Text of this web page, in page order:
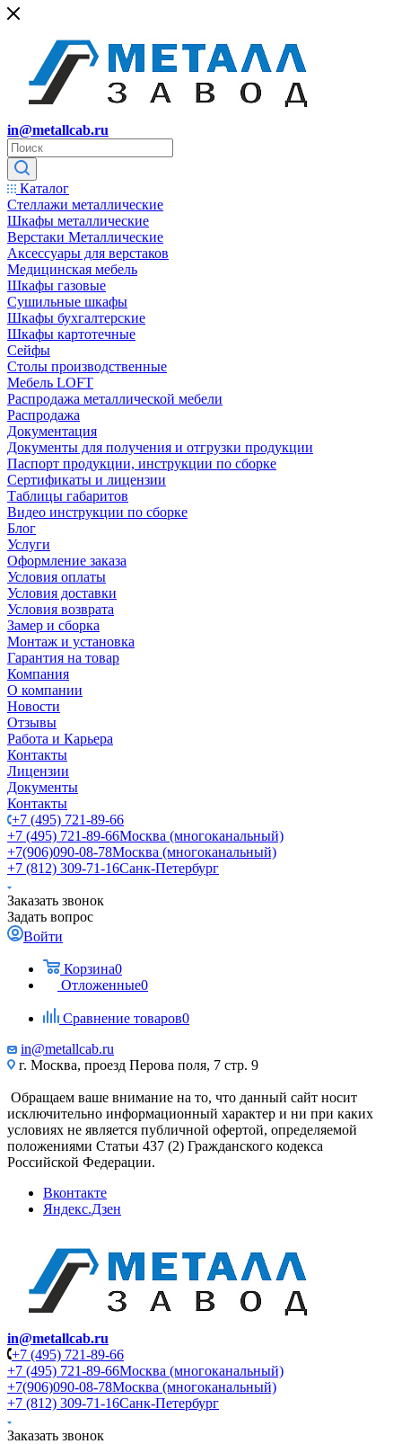
in@metallcab.ru
Каталог
Стеллажи металлические
Шкафы металлические
Верстаки Металлические
Аксессуары для верстаков
Медицинская мебель
Шкафы газовые
Сушильные шкафы
Шкафы бухгалтерские
Шкафы картотечные
Сейфы
Столы производственные
Мебель LOFT
Распродажа металлической мебели
Распродажа
Документация
Документы для получения и отгрузки продукции
Паспорт продукции, инструкции по сборке
Сертификаты и лицензии
Таблицы габаритов
Видео инструкции по сборке
Блог
Услуги
Оформление заказа
Условия оплаты
Условия доставки
Условия возврата
Замер и сборка
Монтаж и установка
Гарантия на товар
Компания
О компании
Новости
Отзывы
Работа и Карьера
Контакты
Лицензии
Документы
Контакты
+7 (495) 721-89-66
+7 (495) 721-89-66Москва (многоканальный)
+7(906)090-08-78Москва (многоканальный)
+7 (812) 309-71-16Санк-Петербург
Заказать звонок
Задать вопрос
Войти
Корзина0
Отложенные0
Сравнение товаров0
in@metallcab.ru
г. Москва, проезд Перова поля, 7 стр. 9
Обращаем ваше внимание на то, что данный сайт носит
исключительно информационный характер и ни при каких
условиях не является публичной офертой, определяемой
положениями Статьи 437 (2) Гражданского кодекса
Российской Федерации.
Вконтакте
Яндекс.Дзен
in@metallcab.ru
+7 (495) 721-89-66
+7 (495) 721-89-66Москва (многоканальный)
+7(906)090-08-78Москва (многоканальный)
+7 (812) 309-71-16Санк-Петербург
Заказать звонок